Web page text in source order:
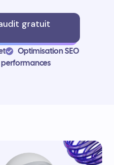
gratuit
Optimisation SEO
performances